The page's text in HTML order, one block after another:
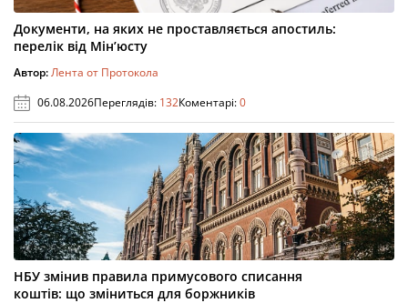
Документи, на яких не проставляється апостиль:
перелік від Мін’юсту
Автор:Лента от Протокола
06.08.2026Переглядів: 132Коментарі:0
НБУ змінив правила примусового списання
коштів: що зміниться для боржників